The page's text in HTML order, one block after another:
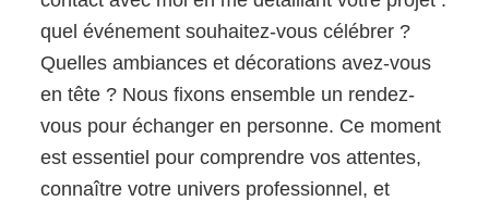
quel événement souhaitez-vous célébrer ?
Quelles ambiances et décorations avez-vous
en tête ? Nous fixons ensemble un rendez-
vous pour échanger en personne. Ce moment
est essentiel pour comprendre vos attentes,
connaître votre univers professionnel, et